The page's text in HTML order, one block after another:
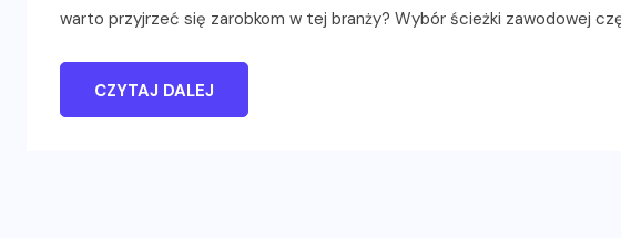
warto przyjrzeć się zarobkom w tej branży? Wybór ścieżki zawodowej
CZYTAJ DALEJ